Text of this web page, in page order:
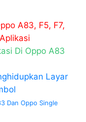
A83, F5, F7,
Di Oppo A83
Layar
Dan Oppo Single